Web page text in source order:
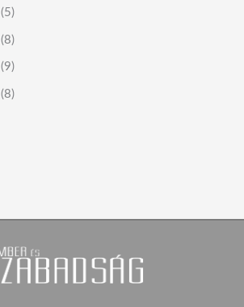
(5)
(8)
(9)
(8)